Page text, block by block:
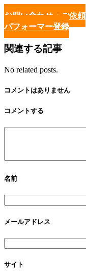
お問い合わせ・ご依頼
パフォーマー登録
関連する記事
No related posts.
コメントはありません
コメントする
名前
メールアドレス
サイト